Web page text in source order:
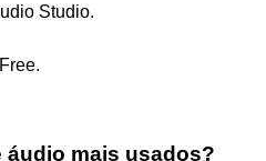
Studio.
áudio mais usados?